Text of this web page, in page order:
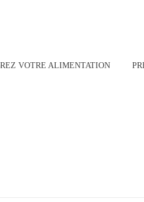
VOTRE ALIMENTATION